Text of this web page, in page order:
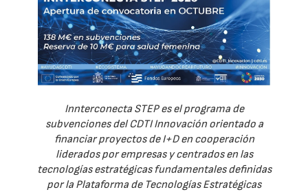
Innterconecta STEP es el programa de
subvenciones del CDTI Innovación orientado a
financiar proyectos de I+D en cooperación
liderados por empresas y centrados en las
tecnologías estratégicas fundamentales definidas
por la Plataforma de Tecnologías Estratégicas